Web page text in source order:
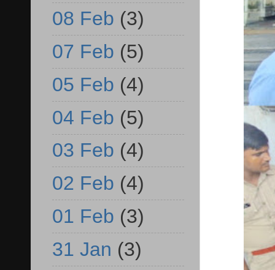
08 Feb (3)
07 Feb (5)
05 Feb (4)
04 Feb (5)
03 Feb (4)
02 Feb (4)
01 Feb (3)
31 Jan (3)